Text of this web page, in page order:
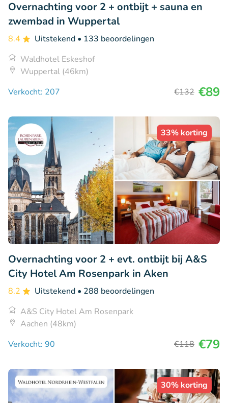
Overnachting voor 2 + ontbijt + sauna en
zwembad in Wuppertal
8.4 Uitstekend • 133 beoordelingen
Waldhotel Eskeshof
Wuppertal (46km)
Verkocht: 207
€132 €89
33% korting
Overnachting voor 2 + evt. ontbijt bij A&S
City Hotel Am Rosenpark in Aken
8.2 Uitstekend • 288 beoordelingen
A&S City Hotel Am Rosenpark
Aachen (48km)
Verkocht: 90
€118 €79
30% korting